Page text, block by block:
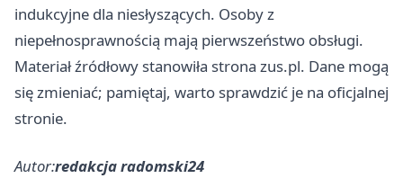
indukcyjne dla niesłyszących. Osoby z
niepełnosprawnością mają pierwszeństwo obsługi.
Materiał źródłowy stanowiła strona zus.pl. Dane mogą
się zmieniać; pamiętaj, warto sprawdzić je na oficjalnej
stronie.
Autor:redakcja radomski24